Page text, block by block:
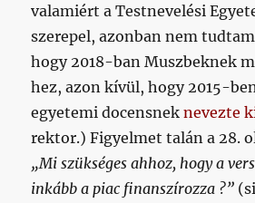
valamiért a Testnevelési
szerepel, azonban nem
hogy 2018-ban Muszbeknek
hez, azon kívül, hogy 2015-
egyetemi docensneknevezte
rektor.) Figyelmet talán a 28.
„Mi szükséges ahhoz, hogy a
inkább a piac finanszírozza ?”